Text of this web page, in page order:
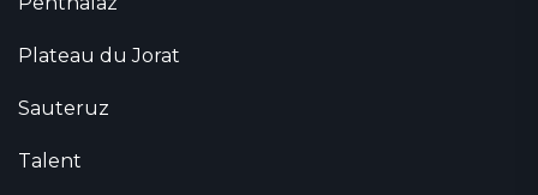
Plateau du Jorat
Sauteruz
Talent